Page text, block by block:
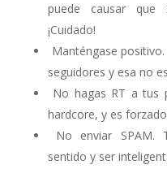
puede causar que
¡Cuidado!
Manténgase
seguidores y esa no
No hagas RT a tus
hardcore, y es
No enviar SPAM.
sentido y ser